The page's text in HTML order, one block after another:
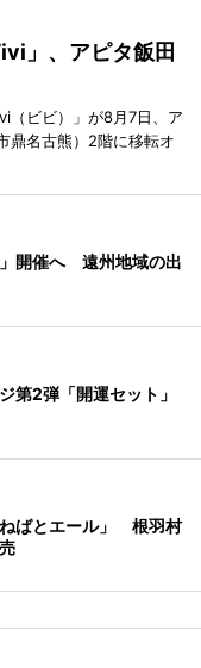
」、アピタ飯田
（ビビ）」が8月7日、ア
鼎名古熊）2階に移転オ
」開催へ 遠州地域の出
第2弾「開運セット」
ねばとエール」 根羽村